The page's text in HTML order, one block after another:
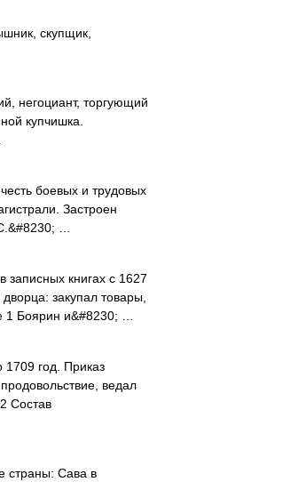
скупщик,
негоциант, торгующий
купчишка.
боевых и трудовых
Застроен
…
книгах с 1627
закупал товары,
1 Боярин и&#8230; …
1709 год. Приказ
ведал
Состав
страны: Сава в